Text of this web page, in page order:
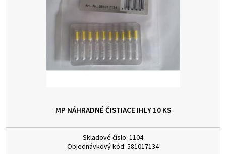
MP NÁHRADNÉ ČISTIACE IHLY 10 KS
Skladové číslo: 1104
Objednávkový kód: 581017134